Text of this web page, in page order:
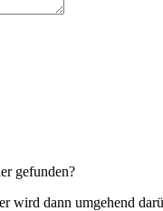
gefunden?
wird dann umgehend